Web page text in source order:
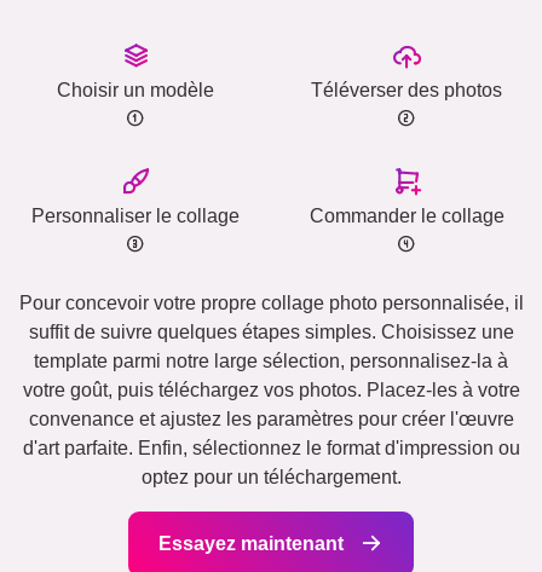
Choisir un modèle Téléverser des photos
Personnaliser le collage Commander le collage
Pour concevoir votre propre collage photo personnalisée, il
suffit de suivre quelques étapes simples. Choisissez une
template parmi notre large sélection, personnalisez-la à
votre goût, puis téléchargez vos photos. Placez-les à votre
convenance et ajustez les paramètres pour créer l'œuvre
d'art parfaite. Enfin, sélectionnez le format d'impression ou
optez pour un téléchargement.
Essayez maintenant